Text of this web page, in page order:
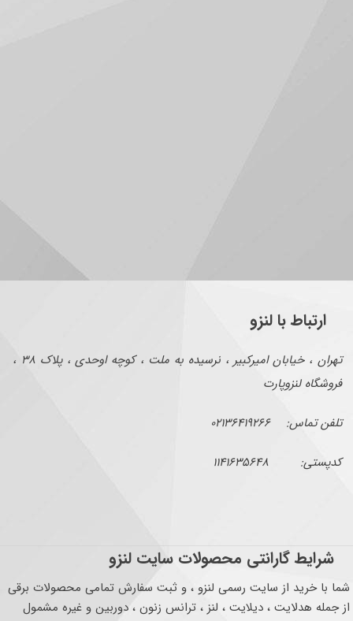
ارتباط با لنزو
تهران ، خیابان امیرکبیر ، نرسیده به ملت ، کوچه اوحدی ، پلاک ۳۸ ،
فروشگاه لنزوپارت
تلفن تماس: ۰۲۱۳۶۴۱۹۲۶۶
کدپستی: ۱۱۴۱۶۳۵۶۴۸
شرایط گارانتی محصولات سایت لنزو
شما با خرید از سایت رسمی لنزو ، و ثبت سفارش تمامی محصولات برقی
از جمله هدلایت ، دیلایت ، لنز ، ترانس زنون ، دوربین و غیره مشمول